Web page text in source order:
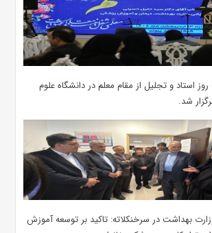
استاد و تجلیل از مقام معلم در دانشگاه علوم
شد.‌
بهداشت در سرخنکلاته: تاکید بر توسعه آموزش